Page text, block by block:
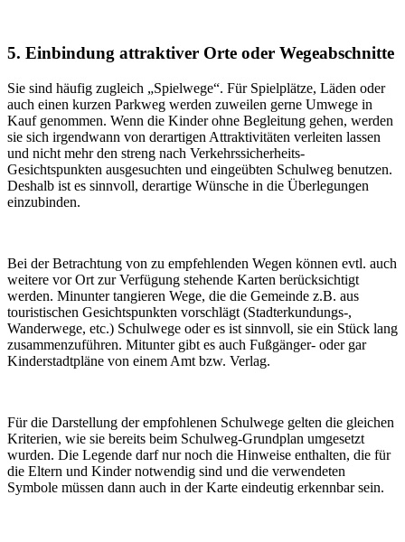
5. Einbindung attraktiver Orte oder Wegeabschnitte
Sie sind häufig zugleich „Spielwege“. Für Spielplätze, Läden oder
auch einen kurzen Parkweg werden zuweilen gerne Umwege in
Kauf genommen. Wenn die Kinder ohne Begleitung gehen, werden
sie sich irgendwann von derartigen Attraktivitäten verleiten lassen
und nicht mehr den streng nach Verkehrssicherheits-
Gesichtspunkten ausgesuchten und eingeübten Schulweg benutzen.
Deshalb ist es sinnvoll, derartige Wünsche in die Überlegungen
einzubinden.
Bei der Betrachtung von zu empfehlenden Wegen können evtl. auch
weitere vor Ort zur Verfügung stehende Karten berücksichtigt
werden. Minunter tangieren Wege, die die Gemeinde z.B. aus
touristischen Gesichtspunkten vorschlägt (Stadterkundungs-,
Wanderwege, etc.) Schulwege oder es ist sinnvoll, sie ein Stück lang
zusammenzuführen. Mitunter gibt es auch Fußgänger- oder gar
Kinderstadtpläne von einem Amt bzw. Verlag.
Für die Darstellung der empfohlenen Schulwege gelten die gleichen
Kriterien, wie sie bereits beim Schulweg-Grundplan umgesetzt
wurden. Die Legende darf nur noch die Hinweise enthalten, die für
die Eltern und Kinder notwendig sind und die verwendeten
Symbole müssen dann auch in der Karte eindeutig erkennbar sein.